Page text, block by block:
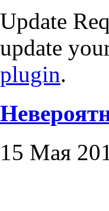
Update
update
plugin.
15 Мая